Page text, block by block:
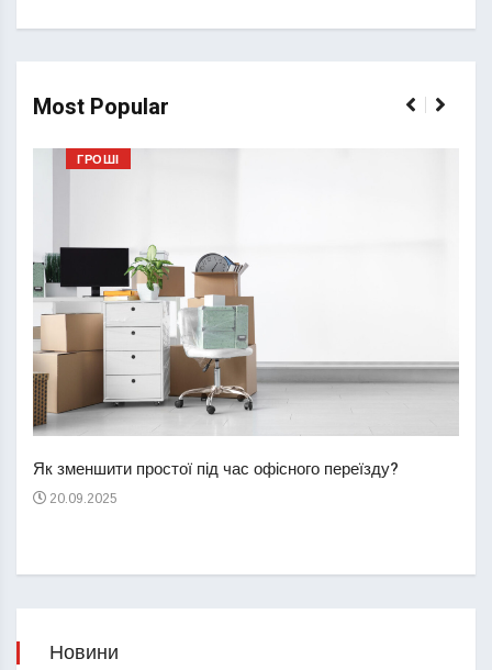
Most Popular
ГРОШІ
Як зменшити простої під час офісного переїзду?
20.09.2025
Новини